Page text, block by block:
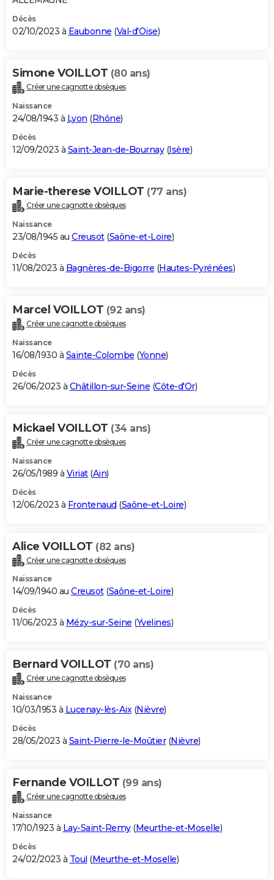
Décès
02/10/2023 à Eaubonne (Val-d'Oise)
Simone VOILLOT (80 ans)
Créer une cagnotte obsèques
Naissance
24/08/1943 à Lyon (Rhône)
Décès
12/09/2023 à Saint-Jean-de-Bournay(Isère)
Marie-therese VOILLOT (77 ans)
Créer une cagnotte obsèques
Naissance
23/08/1945 au Creusot(Saône-et-Loire)
Décès
11/08/2023 à Bagnères-de-Bigorre (Hautes-Pyrénées)
Marcel VOILLOT (92 ans)
Créer une cagnotte obsèques
Naissance
16/08/1930 à Sainte-Colombe (Yonne)
Décès
26/06/2023 à Châtillon-sur-Seine (Côte-d'Or)
Mickael VOILLOT (34 ans)
Créer une cagnotte obsèques
Naissance
26/05/1989 à Viriat(Ain)
Décès
12/06/2023 à Frontenaud (Saône-et-Loire)
Alice VOILLOT (82 ans)
Créer une cagnotte obsèques
Naissance
14/09/1940 au Creusot(Saône-et-Loire)
Décès
11/06/2023 à Mézy-sur-Seine (Yvelines)
Bernard VOILLOT (70 ans)
Créer une cagnotte obsèques
Naissance
10/03/1953 à Lucenay-lès-Aix(Nièvre)
Décès
28/05/2023 à Saint-Pierre-le-Moûtier(Nièvre)
Fernande VOILLOT (99 ans)
Créer une cagnotte obsèques
Naissance
17/10/1923 à Lay-Saint-Remy(Meurthe-et-Moselle)
Décès
24/02/2023 à Toul (Meurthe-et-Moselle)